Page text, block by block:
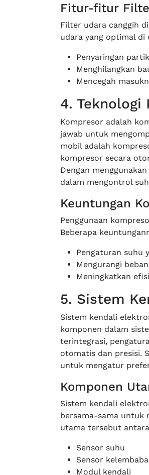
Fitur-fitur
Filter udara canggih
udara yang optimal
Penyaringan
Menghilangkan
Mencegah
4. Teknologi
Kompresor adalah
jawab untuk
mobil adalah
kompresor secara
Dengan
dalam mengontrol
Keuntungan
Penggunaan
Beberapa
Pengaturan suhu
Mengurangi
Meningkatkan
5. Sistem
Sistem kendali
komponen dalam
terintegrasi,
otomatis dan presisi.
untuk mengatur
Komponen
Sistem kendali
bersama-sama untuk
utama tersebut
Sensor suhu
Sensor
Modul kendali